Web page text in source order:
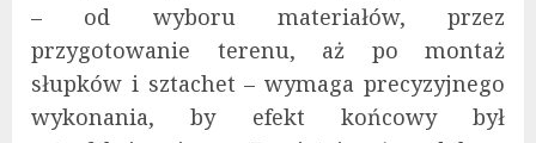
– od wyboru materiałów, przez
przygotowanie terenu, aż po montaż
słupków i sztachet – wymaga precyzyjnego
wykonania, by efekt końcowy był